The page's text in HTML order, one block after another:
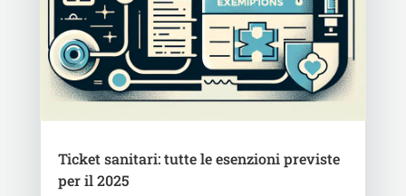
Ticket sanitari: tutte le esenzioni previste
per il 2025